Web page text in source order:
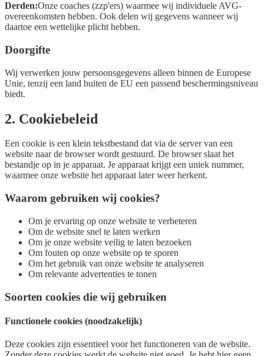
Derden:Onze coaches (zzp'ers) waarmee wij individuele AVG-
overeenkomsten hebben. Ook delen wij gegevens wanneer wij
daartoe een wettelijke plicht hebben.
Doorgifte
Wij verwerken jouw persoonsgegevens alleen binnen de Europese
Unie, tenzij een land buiten de EU een passend beschermingsniveau
biedt.
2. Cookiebeleid
Een cookie is een klein tekstbestand dat via de server van een
website naar de browser wordt gestuurd. De browser slaat het
bestandje op in je apparaat. Je apparaat krijgt een uniek nummer,
waarmee onze website het apparaat later weer herkent.
Waarom gebruiken wij cookies?
Om je ervaring op onze website te verbeteren
Om de website snel te laten werken
Om je onze website veilig te laten bezoeken
Om fouten op onze website op te sporen
Om het gebruik van onze website te analyseren
Om relevante advertenties te tonen
Soorten cookies die wij gebruiken
Functionele cookies (noodzakelijk)
Deze cookies zijn essentieel voor het functioneren van de website.